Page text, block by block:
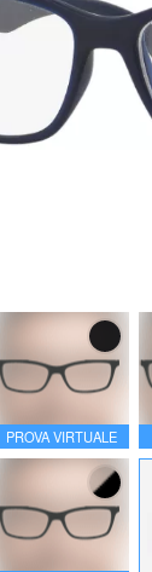
PROVA VIRTUALE